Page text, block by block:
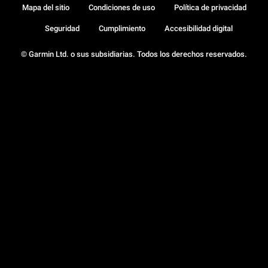
© Garmin Ltd. o sus subsidiarias. Todos los derechos reservados.
Mapa del sitio Condiciones de uso Política de privacidad
Seguridad Cumplimiento Accesibilidad digital